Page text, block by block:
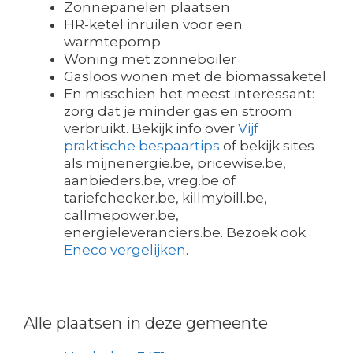
Zonnepanelen plaatsen
HR-ketel inruilen voor een
warmtepomp
Woning met zonneboiler
Gasloos wonen met de biomassaketel
En misschien het meest interessant:
zorg dat je minder gas en stroom
verbruikt. Bekijk info over Vijf
praktische bespaartips of bekijk sites
als mijnenergie.be, pricewise.be,
aanbieders.be, vreg.be of
tariefchecker.be, killmybill.be,
callmepower.be,
energieleveranciers.be. Bezoek ook
Eneco vergelijken.
Alle plaatsen in deze gemeente